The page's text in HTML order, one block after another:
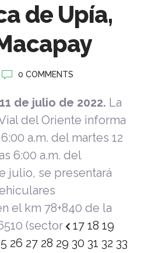
de Upía,
0 COMMENTS
de julio de 2022. La
del Oriente informa
a.m. del martes 12
6:00 a.m. del
julio, se presentará
el km 78+840 de la
(sector
17 18 19
26 27 28 29 30 31 32 33